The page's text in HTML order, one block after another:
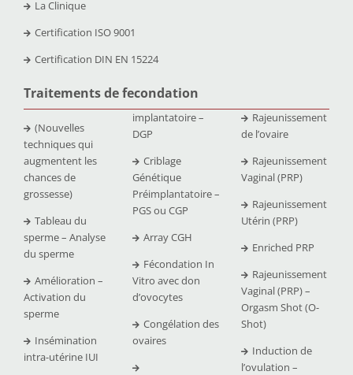
La Clinique
Certification ISO 9001
Certification DIN EN 15224
Traitements de fecondation
(Nouvelles
techniques qui
augmentent les
chances de
grossesse)
Tableau du
sperme – Analyse
du sperme
Amélioration –
Activation du
sperme
Insémination
intra-utérine IUI
implantatoire –
DGP
Criblage
Génétique
Préimplantatoire –
PGS ou CGP
Array CGH
Fécondation In
Vitro avec don
d’ovocytes
Congélation des
ovaires
Rajeunissement
de l’ovaire
Rajeunissement
Vaginal (PRP)
Rajeunissement
Utérin (PRP)
Enriched PRP
Rajeunissement
Vaginal (PRP) –
Orgasm Shot (O-
Shot)
Induction de
l’ovulation –